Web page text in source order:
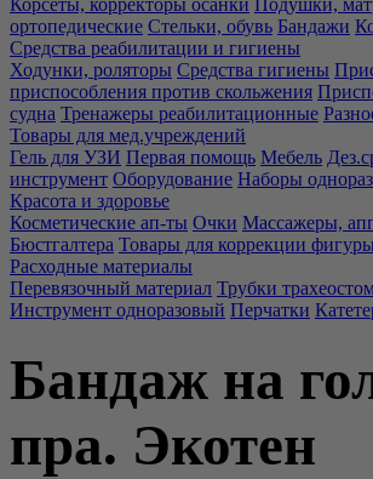
Корсеты, корректоры осанки Подушки,
ортопедические Стельки, обувь Бандажи
Средства реабилитации и гигиены
Ходунки, роляторы Средства гигиены
приспособления против скольжения
судна Тренажеры реабилитационные
Товары для мед.учреждений
Гель для УЗИ Первая помощь Мебель
инструмент Оборудование Наборы
Красота и здоровье
Косметические ап-ты Очки Массажеры,
Бюстгалтера Товары для коррекции фигуры
Расходные материалы
Перевязочный материал Трубки
Инструмент одноразовый Перчатки
Бандаж на
пра. Экотен